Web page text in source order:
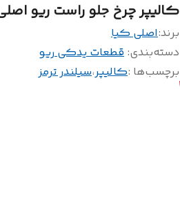
کالیپر چرخ جلو راست ریو
برند:اصلی کیا
دسته‌بندی: قطعات یدکی ریو
برچسب‌ها :کالیپر،سیلندر ترمز